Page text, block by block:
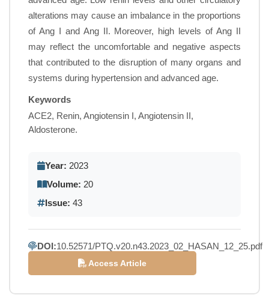
alterations may cause an imbalance in the proportions
of Ang I and Ang II. Moreover, high levels of Ang II
may reflect the uncomfortable and negative aspects
that contributed to the disruption of many organs and
systems during hypertension and advanced age.
Keywords
ACE2, Renin, Angiotensin I, Angiotensin II,
Aldosterone.
Year: 2023
Volume: 20
Issue: 43
DOI:10.52571/PTQ.v20.n43.2023_02_HASAN_12_25.pdf
Access Article